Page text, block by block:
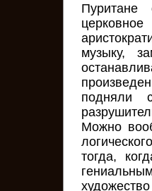
музыку,
подняли
Можно
тогда,